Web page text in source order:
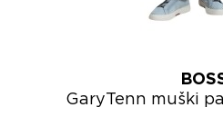
GaryTenn muški